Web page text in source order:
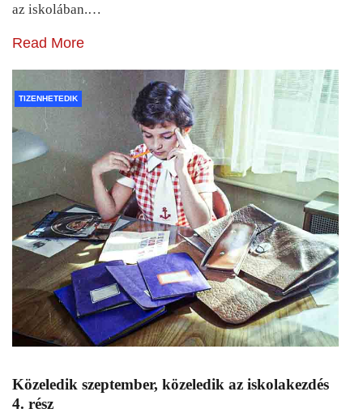
az iskolában.…
Read More
TIZENHETEDIK
Közeledik szeptember, közeledik az iskolakezdés
4. rész